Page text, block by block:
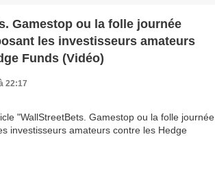
Gamestop ou la folle journée
les investisseurs amateurs
Funds (Vidéo)
22:17